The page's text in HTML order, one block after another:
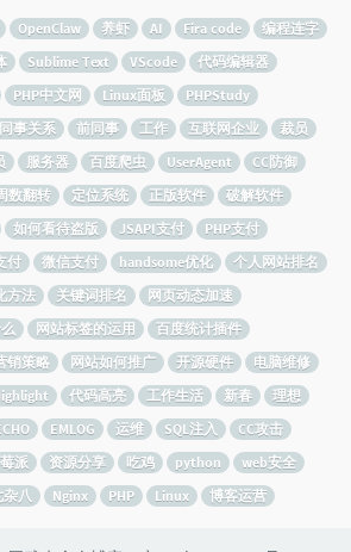
OpenClaw 养虾 AI Fira code
编程连字
Sublime Text VScode
代码编辑器
PHP中文网 Linux面板
PHPStudy
同事关系 前同事 工作 互联网企业
裁员
服务器 百度爬虫 UserAgent
CC防御
数翻转 定位系统 正版软件
破解软件
如何看待盗版 JSAPI支付
PHP支付
付 微信支付 handsome优化
个人网站排名
方法 关键词排名
网页动态加速
网站标签的运用
百度统计插件
销策略 网站如何推广 开源硬件
电脑维修
代码高亮 工作生活 新春
理想
EMLOG 运维 SQL注入
CC攻击
派 资源分享 吃鸡 python
web安全
八 Nginx PHP Linux 博客运营